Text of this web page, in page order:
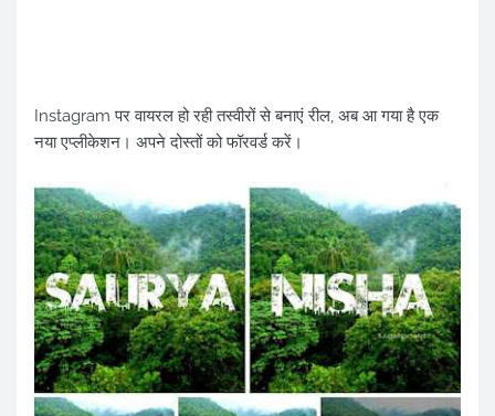
Instagram पर वायरल हो रही तस्वीरों से बनाएं रील, अब आ गया है एक
नया एप्लीकेशन। अपने दोस्तों को फॉरवर्ड करें।